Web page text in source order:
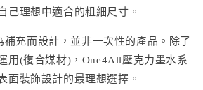
己理想中適合的粗細尺寸。
充而設計，並非一次性的產品。除了
用(復合媒材)，One4All壓克力墨水系
面裝飾設計的最理想選擇。